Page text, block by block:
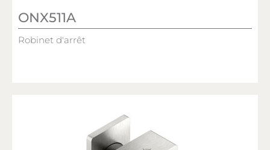
ONX511A
Robinet d'arrêt